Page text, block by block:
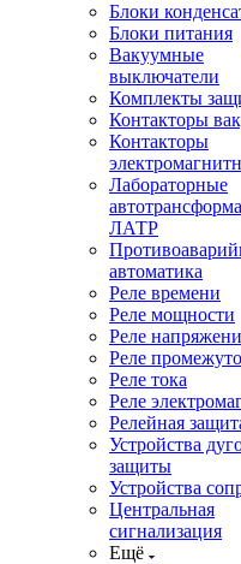
Блоки
Блоки питания
Вакуумные
выключатели
Комплекты
Контакторы
Контакторы
Лабораторные
ЛАТР
автоматика
Реле времени
Реле мощности
Реле
Реле
Реле тока
Реле
Релейная
Устройства
защиты
Устройства
Центральная
сигнализация
Ещё